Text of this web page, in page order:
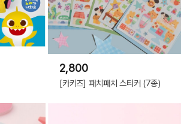
2,800
[카키즈] 패치패치 스티커 (7종)